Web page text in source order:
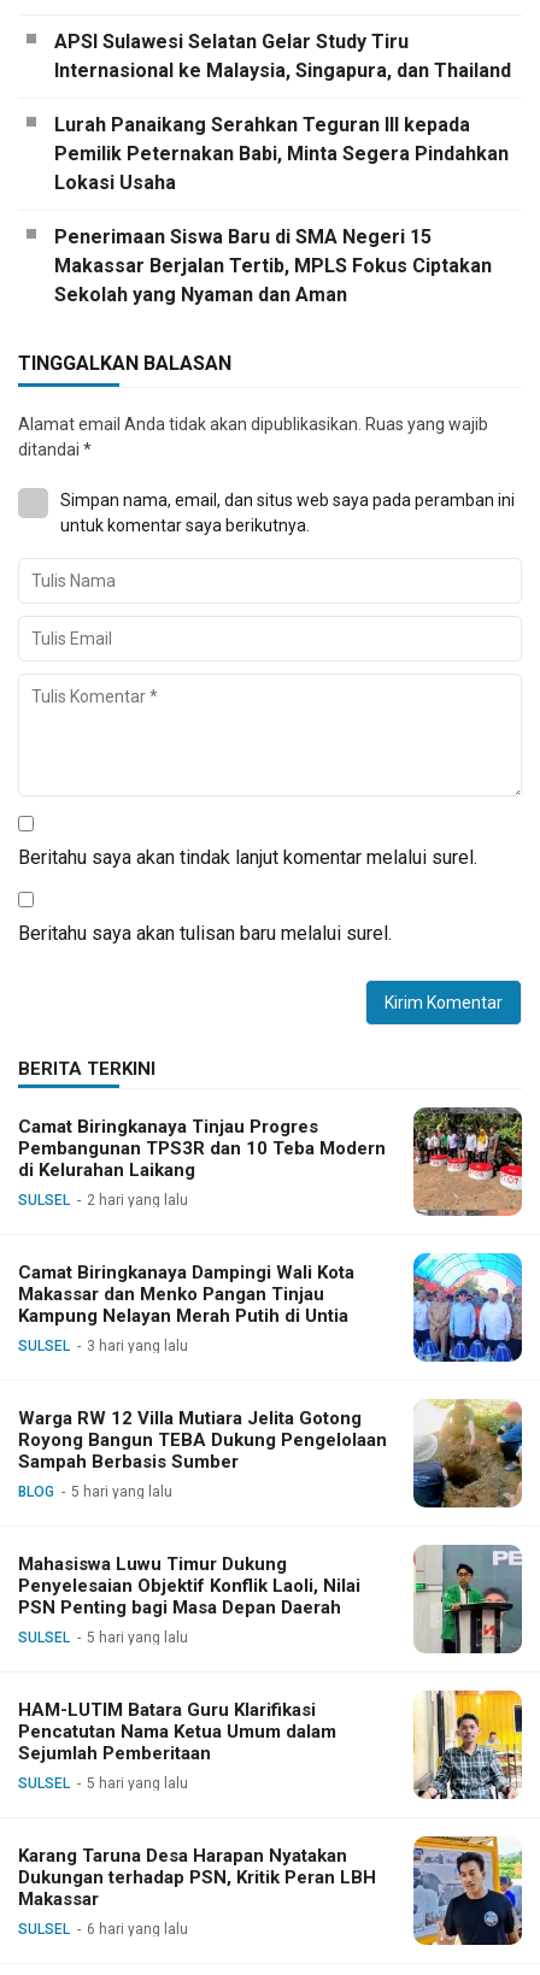
APSI Sulawesi Selatan Gelar Study Tiru
Internasional ke Malaysia, Singapura, dan Thailand
Lurah Panaikang Serahkan Teguran III kepada
Pemilik Peternakan Babi, Minta Segera Pindahkan
Lokasi Usaha
Penerimaan Siswa Baru di SMA Negeri 15
Makassar Berjalan Tertib, MPLS Fokus Ciptakan
Sekolah yang Nyaman dan Aman
TINGGALKAN BALASAN
Alamat email Anda tidak akan dipublikasikan. Ruas yang wajib
ditandai *
Simpan nama, email, dan situs web saya pada peramban ini
untuk komentar saya berikutnya.
Beritahu saya akan tindak lanjut komentar melalui surel.
Beritahu saya akan tulisan baru melalui surel.
BERITA TERKINI
Camat Biringkanaya Tinjau Progres
Pembangunan TPS3R dan 10 Teba Modern
di Kelurahan Laikang
SULSEL 2 hari yang lalu
Camat Biringkanaya Dampingi Wali Kota
Makassar dan Menko Pangan Tinjau
Kampung Nelayan Merah Putih di Untia
SULSEL 3 hari yang lalu
Warga RW 12 Villa Mutiara Jelita Gotong
Royong Bangun TEBA Dukung Pengelolaan
Sampah Berbasis Sumber
BLOG 5 hari yang lalu
Mahasiswa Luwu Timur Dukung
Penyelesaian Objektif Konflik Laoli, Nilai
PSN Penting bagi Masa Depan Daerah
SULSEL 5 hari yang lalu
HAM-LUTIM Batara Guru Klarifikasi
Pencatutan Nama Ketua Umum dalam
Sejumlah Pemberitaan
SULSEL 5 hari yang lalu
Karang Taruna Desa Harapan Nyatakan
Dukungan terhadap PSN, Kritik Peran LBH
Makassar
SULSEL 6 hari yang lalu